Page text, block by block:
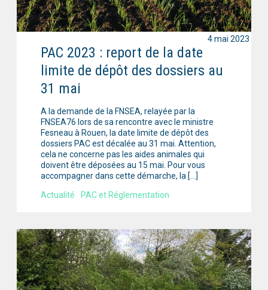
PAC 2023 : report de la date
limite de dépôt des dossiers au
31 mai
A la demande de la FNSEA, relayée par la
FNSEA76 lors de sa rencontre avec le ministre
Fesneau à Rouen, la date limite de dépôt des
dossiers PAC est décalée au 31 mai. Attention,
cela ne concerne pas les aides animales qui
doivent être déposées au 15 mai. Pour vous
accompagner dans cette démarche, la […]
Actualité
PAC et Réglementation
4 mai 2023